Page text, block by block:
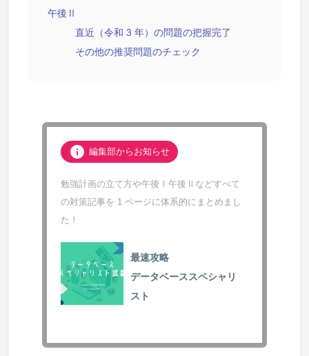
午後Ⅱ
直近（令和 3 年）の問題の把握完了
その他の推奨問題のチェック
info 編集部からお知らせ
勉強計画の立て方や午後Ⅰ午後Ⅱなどすべて
の対策記事を 1 ページに体系的にまとめまし
た！
最速攻略
データベーススペシャリ
スト